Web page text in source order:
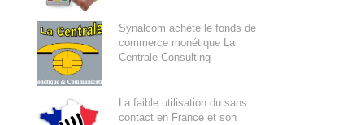
Synalcom achète le fonds de
commerce monétique La
Centrale Consulting
La faible utilisation du sans
contact en France et son